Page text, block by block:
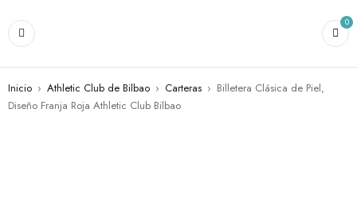
0
Inicio › Athletic Club de Bilbao › Carteras › Billetera Clásica de Piel,
Diseño Franja Roja Athletic Club Bilbao